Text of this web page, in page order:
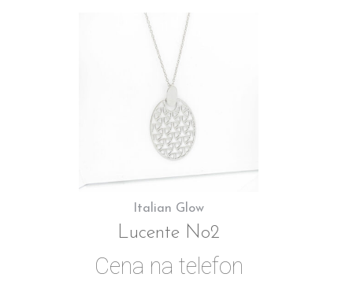
Italian Glow
Lucente No2
Cena na telefon